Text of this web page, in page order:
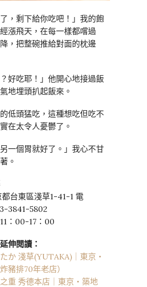
了，剩下給你吃吧！」我的飽
漲飛天，在每一樣都嚐過
，把整碗推給對面的枕邊
？好吃耶！」他開心地接過飯
地埋頭扒起飯來。
低頭猛吃，這種想吃但吃不
在太令人憂鬱了。
另一個胃就好了。」我心不甘
。
台東區淺草1-41-1 電
3841-5802
：00-17：00
伸閱讀：
たか 淺草(YUTAKA)｜東京・
豬排70年老店）
之重 秀德本店｜東京・築地